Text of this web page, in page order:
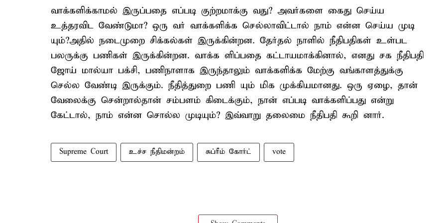
வாக்களிக்காமல் இருப்பதை எப்படி குற்றமாக்கு வது? அவர்களை கைது செய்ய
உத்தரவிட வேண்டுமா? ஒரு வர் வாக்களிக்க செல்லாவிட்டால் நாம் என்ன செய்ய முடி
யும்?அதில் நடைமுறை சிக்கல்கள் இருக்கின்றன. தேர்தல் நாளில் நீதிபதிகள் உள்பட
பலருக்கு பணிகள் இருக்கின்றன. வாக்க ளிப்பதை கட்டாயமாக்கினால், எனது சக நீதிபதி
ஜோய் மால்யா பக்சி, பணிநாளாக இருந்தாலும் வாக்களிக்க மேற்கு வங்காளத்துக்கு
செல்ல வேண்டி இருக்கும். நீதித்துறை பணி யும் மிக முக்கியமானது. ஒரு ஏழை, தான்
வேலைக்கு சென்றால்தான் சம்பளம் கிடைக்கும், நான் எப்படி வாக்களிப்பது என்று
கேட்டால், நாம் என்ன சொல்ல முடியும்? இவ்வாறு தலைமை நீதிபதி கூறி னார்.
Supreme Court உச்ச நீதிமன்றம் சுப்ரீம் கோர்ட் vote